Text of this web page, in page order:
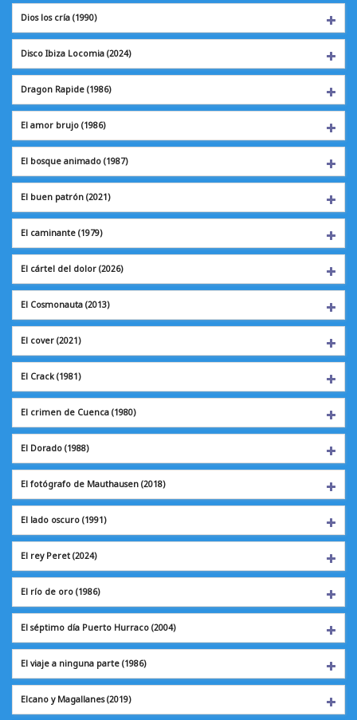
Dios los cría (1990)
Disco Ibiza Locomia (2024)
Dragon Rapide (1986)
El amor brujo (1986)
El bosque animado (1987)
El buen patrón (2021)
El caminante (1979)
El cártel del dolor (2026)
El Cosmonauta (2013)
El cover (2021)
El Crack (1981)
El crimen de Cuenca (1980)
El Dorado (1988)
El fotógrafo de Mauthausen (2018)
El lado oscuro (1991)
El rey Peret (2024)
El río de oro (1986)
El séptimo día Puerto Hurraco (2004)
El viaje a ninguna parte (1986)
Elcano y Magallanes(2019)